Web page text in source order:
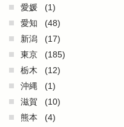
愛媛
(1)
愛知
(48)
新潟
(17)
東京
(185)
栃木
(12)
沖縄
(1)
滋賀
(10)
熊本
(4)